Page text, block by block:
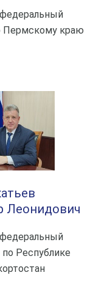
Пермскому краю
Леонидович
Республике